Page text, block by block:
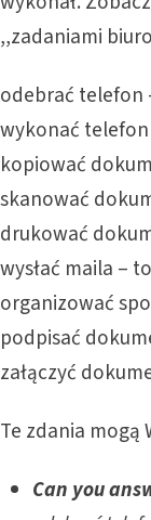
,,zadaniami
odebrać telefon
wykonać
kopiować
skanować
drukować
wysłać maila –
organizować
podpisać
załączyć
Te zdania mogą
Can you